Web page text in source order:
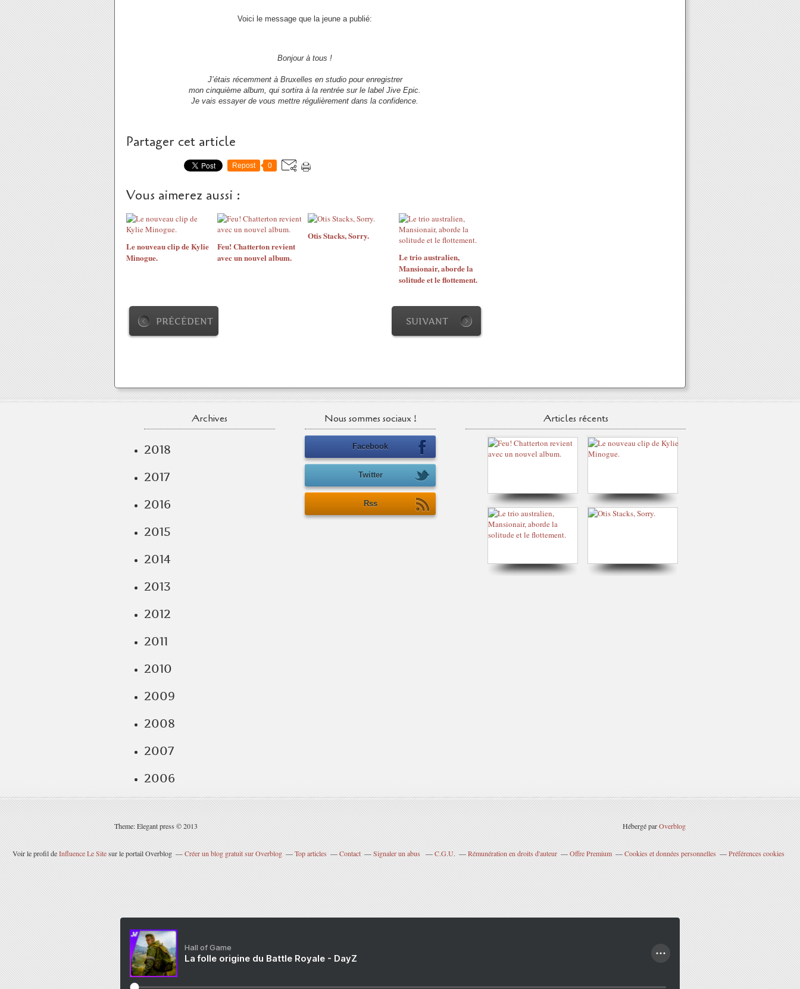
Voici le message que la jeune a publié:
Bonjour à tous !
J’étais récemment à Bruxelles en studio pour enregistrer
mon cinquième album, qui sortira à la rentrée sur le label Jive Epic.
Je vais essayer de vous mettre régulièrement dans la confidence.
Partager cet article
Repost 0
Vous aimerez aussi :
Le nouveau clip de Kylie
Minogue.
Feu! Chatterton revient
avec un nouvel album.
Otis Stacks, Sorry.
Le trio australien,
Mansionair, aborde la
solitude et le flottement.
PRÉCÉDENT SUIVANT
Archives
2018
2017
2016
2015
2014
2013
2012
2011
2010
2009
2008
2007
2006
Nous sommes sociaux !
Facebook
Twitter
Rss
Articles récents
Theme: Elegant press © 2013 Hébergé parOverblog
Voir le profil deInfluence Le Sitesur le portail Overblog Créer un blog gratuit sur Overblog Top articles Contact Signaler un abus C.G.U. Rémunération en droits d'auteur Offre Premium Cookies et données personnelles Préférences cookies
Hall of Game
La folle origine du Battle Royale - DayZ